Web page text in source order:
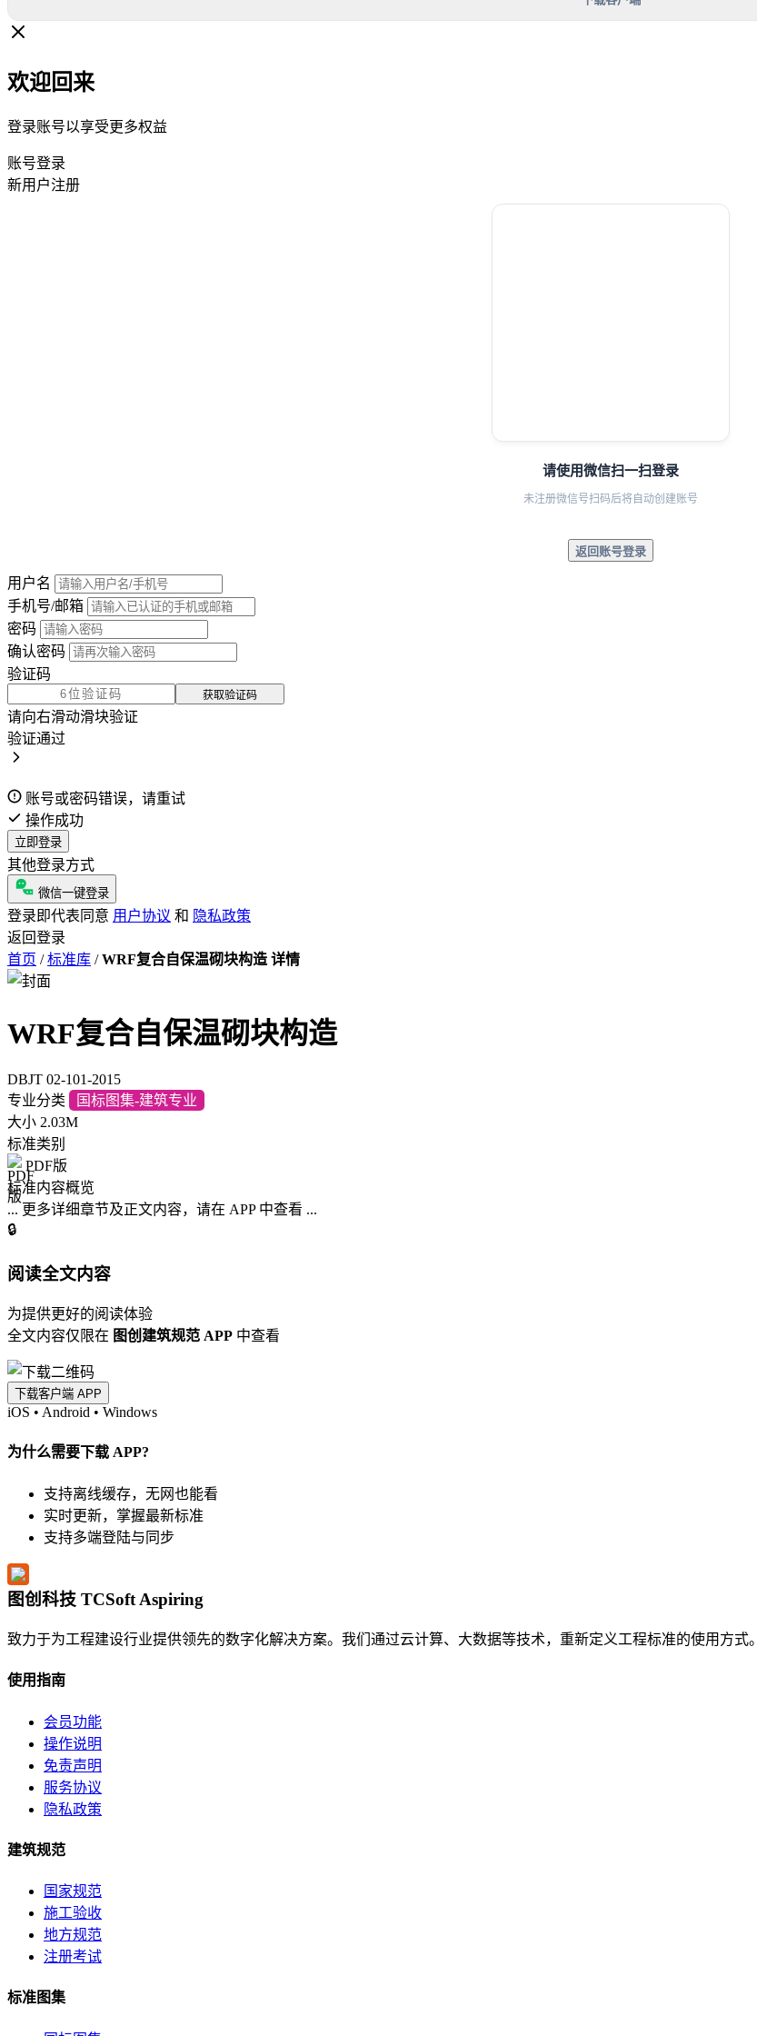
欢迎回来
登录账号以享受更多权益
账号登录
新用户注册
请使用微信扫一扫登录
未注册微信号扫码后将自动创建账号
返回账号登录
用户名
手机号/邮箱
密码
确认密码
验证码
获取验证码
请向右滑动滑块验证
验证通过
账号或密码错误，请重试
操作成功
立即登录
其他登录方式
微信一键登录
登录即代表同意 用户协议 和 隐私政策
返回登录
首页 / 标准库 / WRF复合自保温砌块构造 详情
WRF复合自保温砌块构造
DBJT 02-101-2015
专业分类
国标图集-建筑专业
大小 2.03M
标准类别
PDF版
标准内容概览
... 更多详细章节及正文内容，请在 APP 中查看 ...
🔒
阅读全文内容
为提供更好的阅读体验
全文内容仅限在 图创建筑规范 APP 中查看
下载客户端 APP
iOS • Android • Windows
为什么需要下载 APP?
支持离线缓存，无网也能看
实时更新，掌握最新标准
支持多端登陆与同步
图创科技 TCSoft Aspiring
致力于为工程建设行业提供领先的数字化解决方案。我们通过云计算、大数据等技术，重新定义工程标准的使用方式。
使用指南
会员功能
操作说明
免责声明
服务协议
隐私政策
建筑规范
国家规范
施工验收
地方规范
注册考试
标准图集